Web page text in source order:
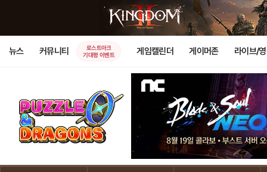
뉴스 커뮤니티
로스트아크
기대평 이벤트
게임캘린더 게이머존 라이브/